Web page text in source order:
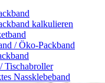
kalkulieren
/ Öko-Packband
Tischabroller
Nassklebeband